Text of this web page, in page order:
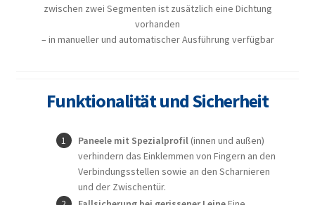
zwischen zwei Segmenten ist zusätzlich eine Dichtung
vorhanden
– in manueller und automatischer Ausführung verfügbar
Funktionalität und Sicherheit
Paneele mit Spezialprofil(innen und außen)
verhindern das Einklemmen von Fingern an den
Verbindungsstellen sowie an den Scharnieren
und der Zwischentür.